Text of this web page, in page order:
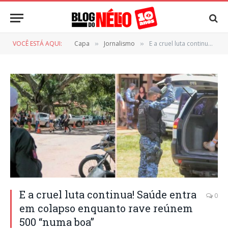
VOCÊ ESTÁ AQUI: Capa » Jornalismo » E a cruel luta continua! Saúde entra em colapso enquanto rave reúnem 500 “numa boa”
E a cruel luta continua! Saúde entra
em colapso enquanto rave reúnem
500 “numa boa”
0